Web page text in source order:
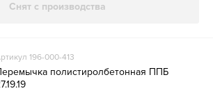
Снят с производства
196-000-413
полистиролбетонная ППБ